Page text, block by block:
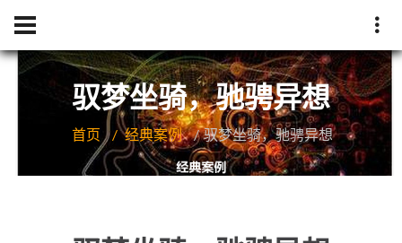
驭梦坐骑，驰骋异想
首页 经典案例 驭梦坐骑，驰骋异想